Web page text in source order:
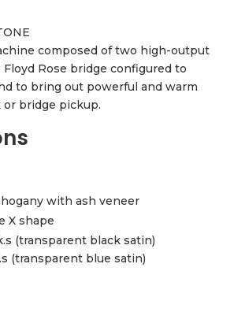
composed of two high-output
Rose bridge configured to
to bring out powerful and warm
bridge pickup.
with ash veneer
X shape
(transparent black satin)
(transparent blue satin)